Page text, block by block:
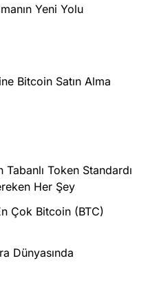
Yeni Yolu
Bitcoin Satın Alma
Token Standardı
Her Şey
Çok Bitcoin (BTC)
Dünyasında